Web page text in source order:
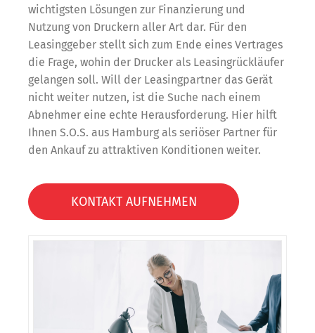
wichtigsten Lösungen zur Finanzierung und
Nutzung von Druckern aller Art dar. Für den
Leasinggeber stellt sich zum Ende eines Vertrages
die Frage, wohin der Drucker als Leasingrückläufer
gelangen soll. Will der Leasingpartner das Gerät
nicht weiter nutzen, ist die Suche nach einem
Abnehmer eine echte Herausforderung. Hier hilft
Ihnen S.O.S. aus Hamburg als seriöser Partner für
den Ankauf zu attraktiven Konditionen weiter.
KONTAKT AUFNEHMEN